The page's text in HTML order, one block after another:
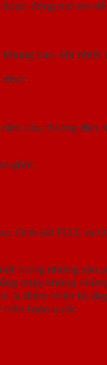
đóng mở em dễ
bao, khi
như:
cửa, chuông
gồm:
Cảnh Sát PCCC
trong những sản
cháy không
là điểm nhấn tô
trên toàn quốc.